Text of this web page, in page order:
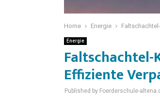
Home Energie
Energie
Effiziente
Published by Foerderschule-